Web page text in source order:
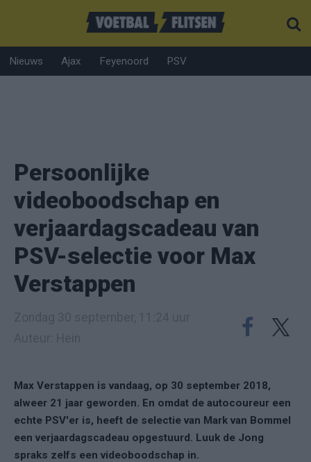
Nieuws Ajax Feyenoord PSV
Persoonlijke
videoboodschap en
verjaardagscadeau van
PSV-selectie voor Max
Verstappen
Max Verstappen is vandaag, op 30 september 2018,
alweer 21 jaar geworden. En omdat de autocoureur een
echte PSV'er is, heeft de selectie van Mark van Bommel
een verjaardagscadeau opgestuurd. Luuk de Jong
spraks zelfs een videoboodschap in.